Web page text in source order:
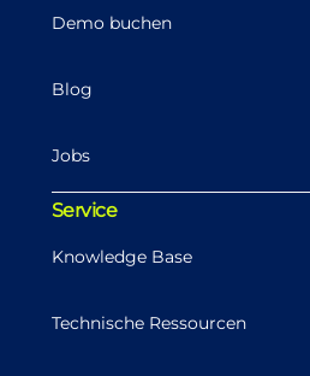
Demo buchen
Blog
Jobs
Service
Knowledge Base
Technische Ressourcen